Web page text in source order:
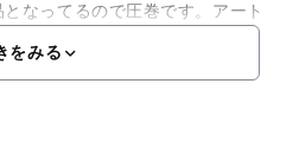
なってるので圧巻です。アート
をみる